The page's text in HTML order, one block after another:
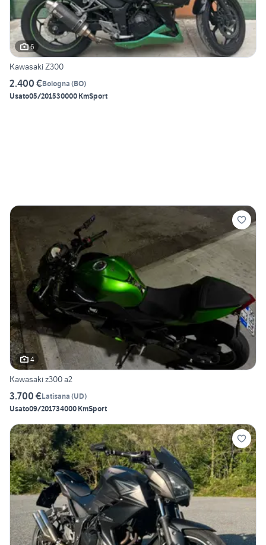
6
Kawasaki Z300
2.400 €Bologna (BO)
Usato05/201530000 KmSport
4
Kawasaki z300 a2
3.700 €Latisana (UD)
Usato09/201734000 KmSport